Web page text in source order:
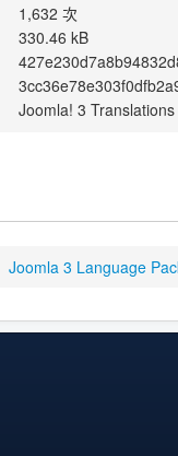
1,632 次
330.46 kB
Joomla! 3 Translations
Joomla 3 Language